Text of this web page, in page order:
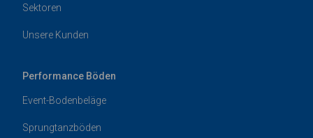
Sektoren
Unsere Kunden
Performance Böden
Event-Bodenbeläge
Sprungtanzböden